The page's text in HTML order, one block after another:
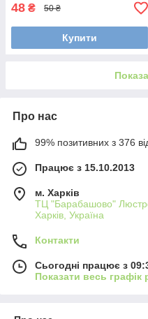
48 ₴ 50 ₴
Купити
Про нас
99% позитивних з 376
Працює з 15.10.2013
м. Харків
ТЦ "Барабашово"
Харків, Україна
Контакти
Сьогодні працює з
Показати весь графік